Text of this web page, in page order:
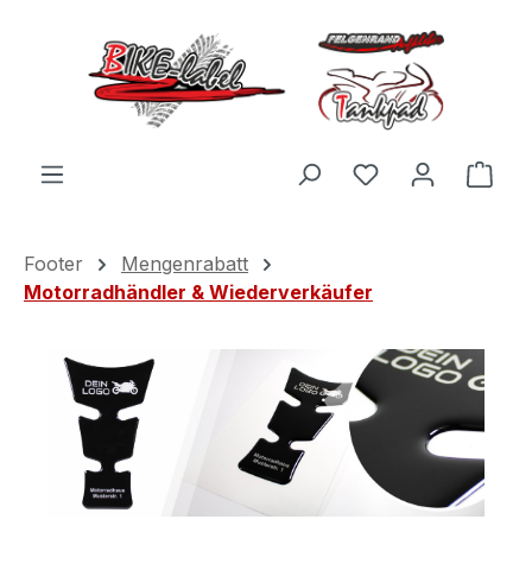
Zum Hauptinhalt springen
Du hast 0
Footer
Mengenrabatt
Motorradhändler & Wiederverkäufer